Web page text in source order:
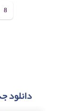
8
دانلود